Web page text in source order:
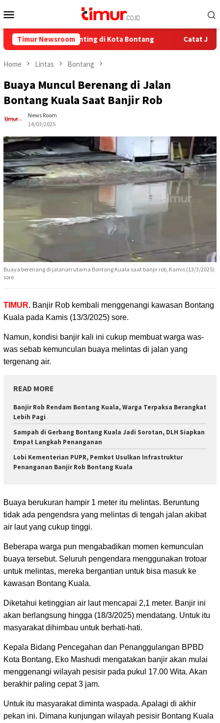
to
Menu
Timur Newsroom
Stunting di Kota Bontang Catat Jadwalnya, Ini
Home Lintas Bontang
Buaya Muncul Berenang di Jalan
Bontang Kuala Saat Banjir Rob
News Room
14/03/2025
Buaya berenang di jalanan utama Bontang Kuala saat banjir rob, Kamis (13/3/2025)
sore
TIMUR. Banjir Rob kembali menggenangi kawasan Bontang
Kuala pada Kamis (13/3/2025) sore.
Namun, kondisi banjir kali ini cukup membuat warga was-
was sebab kemunculan buaya melintas di jalan yang
tergenang air.
READ MORE
Banjir Rob Rendam Bontang Kuala, Warga Terpaksa Berangkat
Lebih Pagi
Sampah di Gerbang Bontang Kuala Jadi Sorotan, DLH Siapkan
Empat Langkah Penanganan
Lobi Kementerian PUPR, Pemkot Usulkan Infrastruktur
Penanganan Banjir Rob Bontang Kuala
Buaya berukuran hampir 1 meter itu melintas. Beruntung
tidak ada pengendsra yang melintas di tengah jalan akibat
air laut yang cukup tinggi.
Beberapa warga pun mengabadikan momen kemunculan
buaya tersebut. Seluruh pengendara menggunakan trotoar
untuk melintas, mereka bergantian untuk bisa masuk ke
kawasan Bontang Kuala.
Diketahui ketinggian air laut mencapai 2,1 meter. Banjir ini
akan berlangsung hingga (18/3/2025) mendatang. Untuk itu
masyarakat dihimbau untuk berhati-hati.
Kepala Bidang Pencegahan dan Penanggulangan BPBD
Kota Bontang, Eko Mashudi mengatakan banjir akan mulai
menggenangi wilayah pesisir pada pukul 17.00 Wita. Akan
berakhir paling cepat 3 jam.
Untuk itu masyarakat diminta waspada. Apalagi di akhir
pekan ini. Dimana kunjungan wilayah pesisir Bontang Kuala